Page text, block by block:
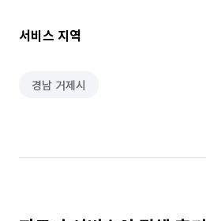
서비스 지역
경남 거제시